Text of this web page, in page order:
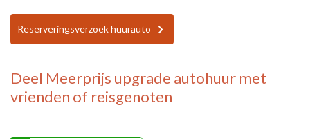
Reserveringsverzoek huurauto
Deel Meerprijs upgrade autohuur met
vrienden of reisgenoten